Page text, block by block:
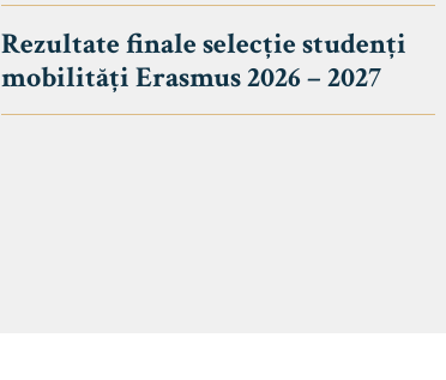
Rezultate finale selecție studenți
mobilități Erasmus 2026 – 2027